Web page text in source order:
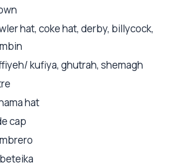
hat, coke hat, derby, billycock,
kufiya, ghutrah, shemagh
hat
cap